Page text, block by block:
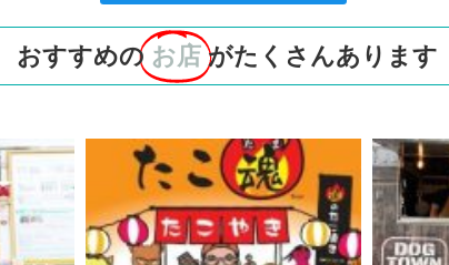
おすすめの お店 がたくさんあります